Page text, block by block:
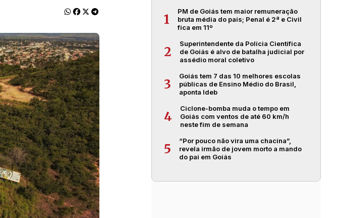
1
PM de Goiás tem maior remuneração
bruta média do país; Penal é 2ª e Civil
fica em 11º
2
Superintendente da Polícia Científica
de Goiás é alvo de batalha judicial por
assédio moral coletivo
3
Goiás tem 7 das 10 melhores escolas
públicas de Ensino Médio do Brasil,
aponta Ideb
4
Ciclone-bomba muda o tempo em
Goiás com ventos de até 60 km/h
neste fim de semana
5
“Por pouco não vira uma chacina”,
revela irmão de jovem morto a mando
do pai em Goiás